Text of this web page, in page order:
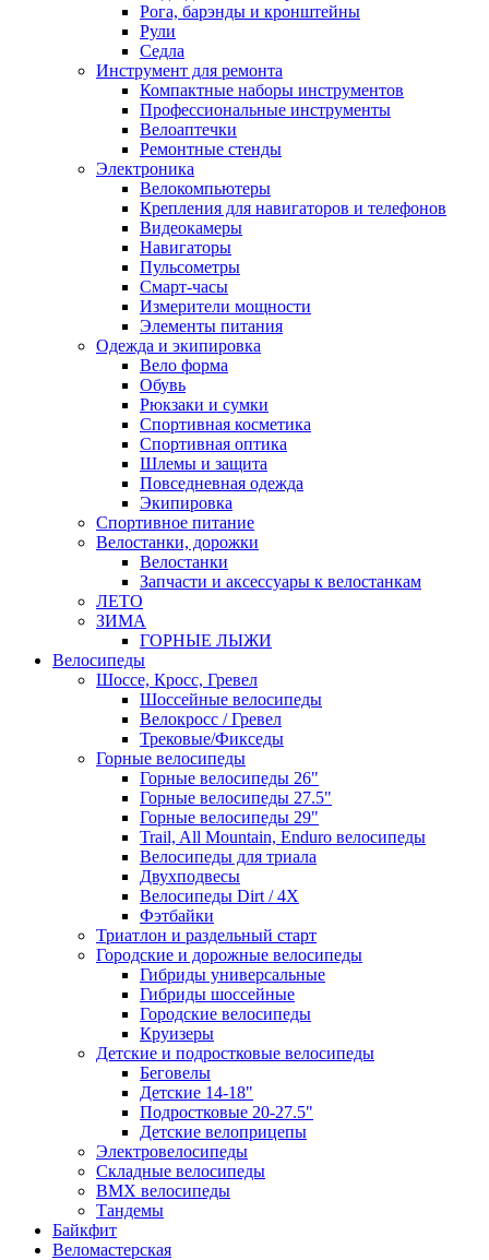
Рога, барэнды и кронштейны
Рули
Седла
Инструмент для ремонта
Компактные наборы инструментов
Профессиональные инструменты
Велоаптечки
Ремонтные стенды
Электроника
Велокомпьютеры
Крепления для навигаторов и телефонов
Видеокамеры
Навигаторы
Пульсометры
Смарт-часы
Измерители мощности
Элементы питания
Одежда и экипировка
Вело форма
Обувь
Рюкзаки и сумки
Спортивная косметика
Спортивная оптика
Шлемы и защита
Повседневная одежда
Экипировка
Спортивное питание
Велостанки, дорожки
Велостанки
Запчасти и аксессуары к велостанкам
ЛЕТО
ЗИМА
ГОРНЫЕ ЛЫЖИ
Велосипеды
Шоссе, Кросс, Гревел
Шоссейные велосипеды
Велокросс / Гревел
Трековые/Фикседы
Горные велосипеды
Горные велосипеды 26"
Горные велосипеды 27.5"
Горные велосипеды 29"
Trail, All Mountain, Enduro велосипеды
Велосипеды для триала
Двухподвесы
Велосипеды Dirt / 4X
Фэтбайки
Триатлон и раздельный старт
Городские и дорожные велосипеды
Гибриды универсальные
Гибриды шоссейные
Городские велосипеды
Круизеры
Детские и подростковые велосипеды
Беговелы
Детские 14-18"
Подростковые 20-27.5"
Детские велоприцепы
Электровелосипеды
Складные велосипеды
BMX велосипеды
Тандемы
Байкфит
Веломастерская